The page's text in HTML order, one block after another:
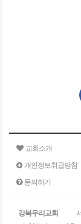
교회소개
개인정보취급방침
문의하기
강북우리교회